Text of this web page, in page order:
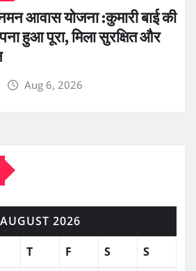
आवास योजना :कुमारी बाई की
हुआ पूरा, मिला सुरक्षित और
Aug 6, 2026
AUGUST 2026
T F S S